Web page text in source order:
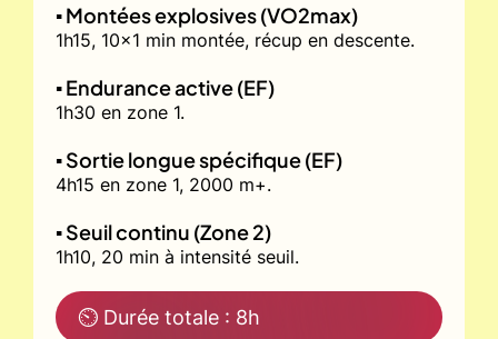
▪️ Montées explosives (VO2max)
1h15, 10x1 min montée, récup en descente.
▪️ Endurance active (EF)
1h30 en zone 1.
▪️ Sortie longue spécifique (EF)
4h15 en zone 1, 2000 m+.
▪️ Seuil continu (Zone 2)
1h10, 20 min à intensité seuil.
⏲ Durée totale : 8h